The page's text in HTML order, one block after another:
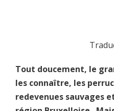
Tout doucement, le
les connaître, les
redevenues sauvages